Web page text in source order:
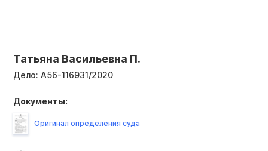
Татьяна Васильевна П.
Дело: А56-116931/2020
Документы:
Оригинал определения суда